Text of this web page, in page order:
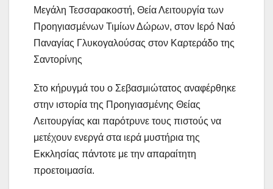
Μεγάλη Τεσσαρακοστή, Θεία Λειτουργία των
Προηγιασμένων Τιμίων Δώρων, στον Ιερό Ναό
Παναγίας Γλυκογαλούσας στον Καρτεράδο της
Σαντορίνης
Στο κήρυγμά του ο Σεβασμιώτατος αναφέρθηκε
στην ιστορία της Προηγιασμένης Θείας
Λειτουργίας και παρότρυνε τους πιστούς να
μετέχουν ενεργά στα ιερά μυστήρια της
Εκκλησίας πάντοτε με την απαραίτητη
προετοιμασία.